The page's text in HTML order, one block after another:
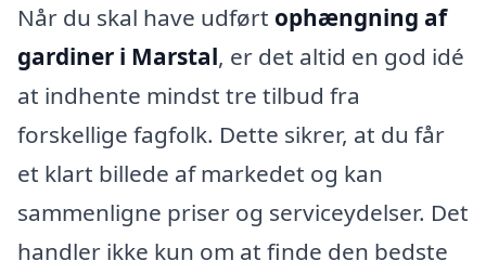
Når du skal have udført ophængning af
gardiner i Marstal, er det altid en god idé
at indhente mindst tre tilbud fra
forskellige fagfolk. Dette sikrer, at du får
et klart billede af markedet og kan
sammenligne priser og serviceydelser. Det
handler ikke kun om at finde den bedste